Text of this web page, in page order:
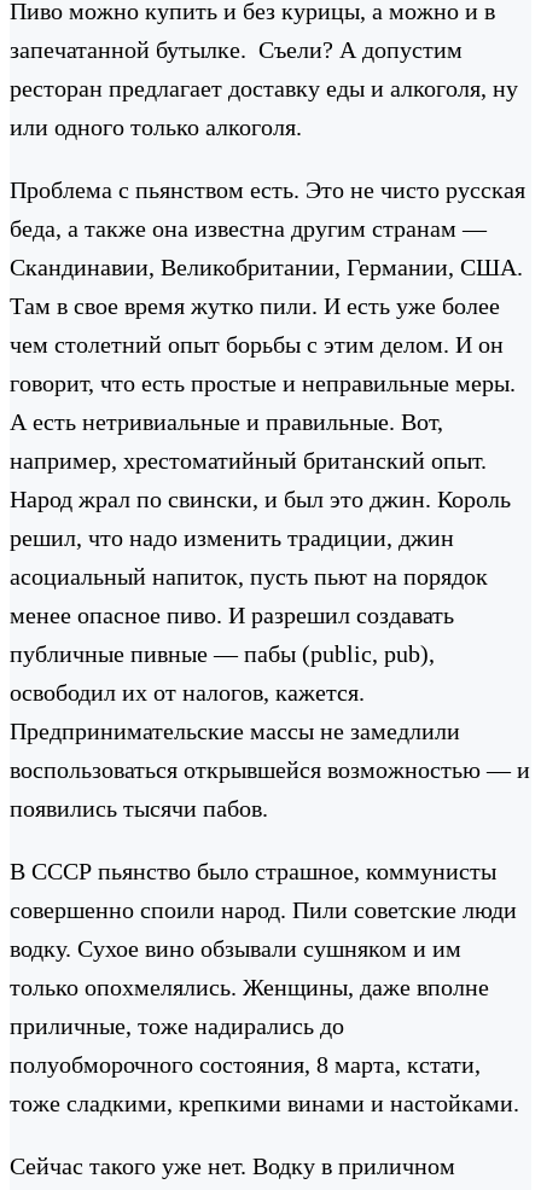
Пиво можно купить и без курицы, а можно и в
запечатанной бутылке. Съели? А допустим
ресторан предлагает доставку еды и алкоголя, ну
или одного только алкоголя.
Проблема с пьянством есть. Это не чисто русская
беда, а также она известна другим странам —
Скандинавии, Великобритании, Германии, США.
Там в свое время жутко пили. И есть уже более
чем столетний опыт борьбы с этим делом. И он
говорит, что есть простые и неправильные меры.
А есть нетривиальные и правильные. Вот,
например, хрестоматийный британский опыт.
Народ жрал по свински, и был это джин. Король
решил, что надо изменить традиции, джин
асоциальный напиток, пусть пьют на порядок
менее опасное пиво. И разрешил создавать
публичные пивные — пабы (public, pub),
освободил их от налогов, кажется.
Предпринимательские массы не замедлили
воспользоваться открывшейся возможностью — и
появились тысячи пабов.
В СССР пьянство было страшное, коммунисты
совершенно споили народ. Пили советские люди
водку. Сухое вино обзывали сушняком и им
только опохмелялись. Женщины, даже вполне
приличные, тоже надирались до
полуобморочного состояния, 8 марта, кстати,
тоже сладкими, крепкими винами и настойками.
Сейчас такого уже нет. Водку в приличном